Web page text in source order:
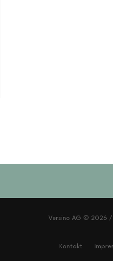
Versino AG © 2026 /
Kontakt